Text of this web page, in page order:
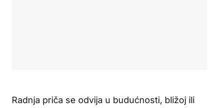
Radnja priča se odvija u budućnosti, bližoj ili